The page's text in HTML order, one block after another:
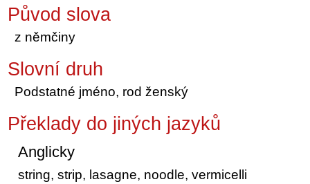
Původ slova
z němčiny
Slovní druh
Podstatné jméno, rod ženský
Překlady do jiných jazyků
Anglicky
string, strip, lasagne, noodle, vermicelli